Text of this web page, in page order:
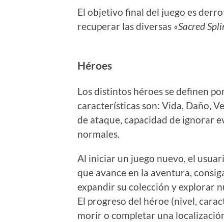
El objetivo final del juego es
recuperar las diversas «Sacred
Héroes
Los distintos héroes se definen
características son: Vida, Daño,
de ataque, capacidad de ignorar
normales.
Al iniciar un juego nuevo, el
que avance en la aventura,
expandir su colección y explorar
El progreso del héroe (nivel,
morir o completar una